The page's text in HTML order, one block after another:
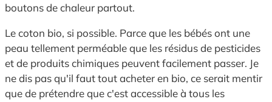
boutons de chaleur partout.
Le coton bio, si possible. Parce que les bébés ont une
peau tellement perméable que les résidus de pesticides
et de produits chimiques peuvent facilement passer. Je
ne dis pas qu'il faut tout acheter en bio, ce serait mentir
que de prétendre que c'est accessible à tous les